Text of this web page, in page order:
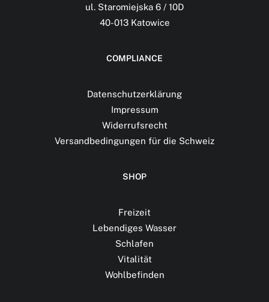
ul. Staromiejska 6 / 10D
40-013 Katowice
COMPLIANCE
Datenschutzerklärung
Impressum
Widerrufsrecht
Versandbedingungen für die Schweiz
SHOP
Freizeit
Lebendiges Wasser
Schlafen
Vitalität
Wohlbefinden